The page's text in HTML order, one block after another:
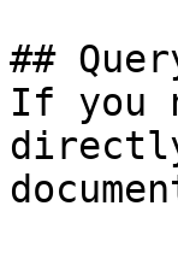
##
If you